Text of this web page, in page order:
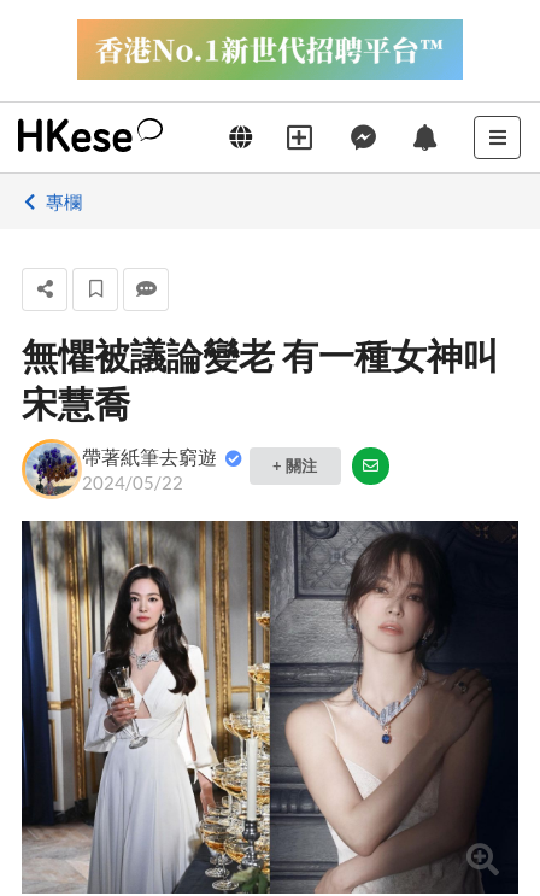
專欄
無懼被議論變老 有一種女神叫
宋慧喬
帶著紙筆去窮遊
2024/05/22
+ 關注